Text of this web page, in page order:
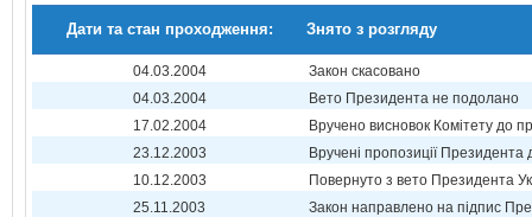
Дати та стан проходження: Знято з розгляду
04.03.2004
Закон скасовано
04.03.2004
Вето Президента не подолано
17.02.2004
Вручено висновок Комітету до
23.12.2003
Вручені пропозиції Президента
10.12.2003
Повернуто з вето Президента
25.11.2003
Закон направлено на підпис